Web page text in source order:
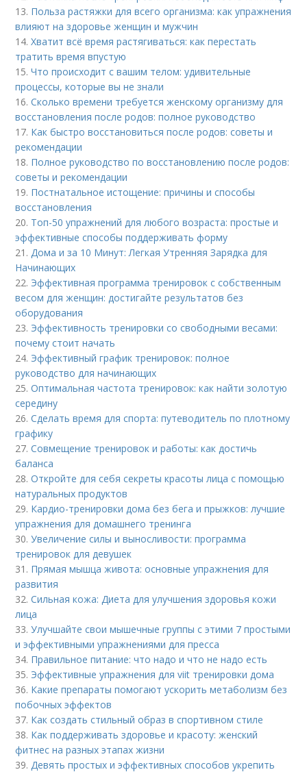
13. Польза растяжки для всего организма: как упражнения
влияют на здоровье женщин и мужчин
14.Хватит всё время растягиваться: как перестать
тратить время впустую
15.Что происходит с вашим телом: удивительные
процессы, которые вы не знали
16.Сколько времени требуется женскому организму для
восстановления после родов: полное руководство
17. Как быстро восстановиться после родов: советы и
рекомендации
18. Полное руководство по восстановлению после родов:
советы и рекомендации
19. Постнатальное истощение: причины и способы
восстановления
20. Топ-50 упражнений для любого возраста: простые и
эффективные способы поддерживать форму
21. Дома и за 10 Минут: Легкая Утренняя Зарядка для
Начинающих
22. Эффективная программа тренировок с собственным
весом для женщин: достигайте результатов без
оборудования
23. Эффективность тренировки со свободными весами:
почему стоит начать
24. Эффективный график тренировок: полное
руководство для начинающих
25.Оптимальная частота тренировок: как найти золотую
середину
26.Сделать время для спорта: путеводитель по плотному
графику
27.Совмещение тренировок и работы: как достичь
баланса
28.Откройте для себя секреты красоты лица с помощью
натуральных продуктов
29. Кардио-тренировки дома без бега и прыжков: лучшие
упражнения для домашнего тренинга
30.Увеличение силы и выносливости: программа
тренировок для девушек
31. Прямая мышца живота: основные упражнения для
развития
32.Сильная кожа: Диета для улучшения здоровья кожи
лица
33.Улучшайте свои мышечные группы с этими 7 простыми
и эффективными упражнениями для пресса
34. Правильное питание: что надо и что не надо есть
35. Эффективные упражнения для viit тренировки дома
36. Какие препараты помогают ускорить метаболизм без
побочных эффектов
37. Как создать стильный образ в спортивном стиле
38. Как поддерживать здоровье и красоту: женский
фитнес на разных этапах жизни
39. Девять простых и эффективных способов укрепить